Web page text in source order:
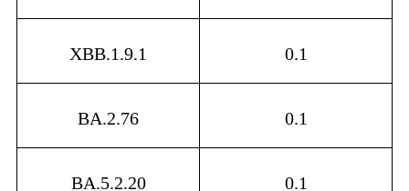
XBB.1.9.1 0.1
BA.2.76 0.1
BA.5.2.20 0.1